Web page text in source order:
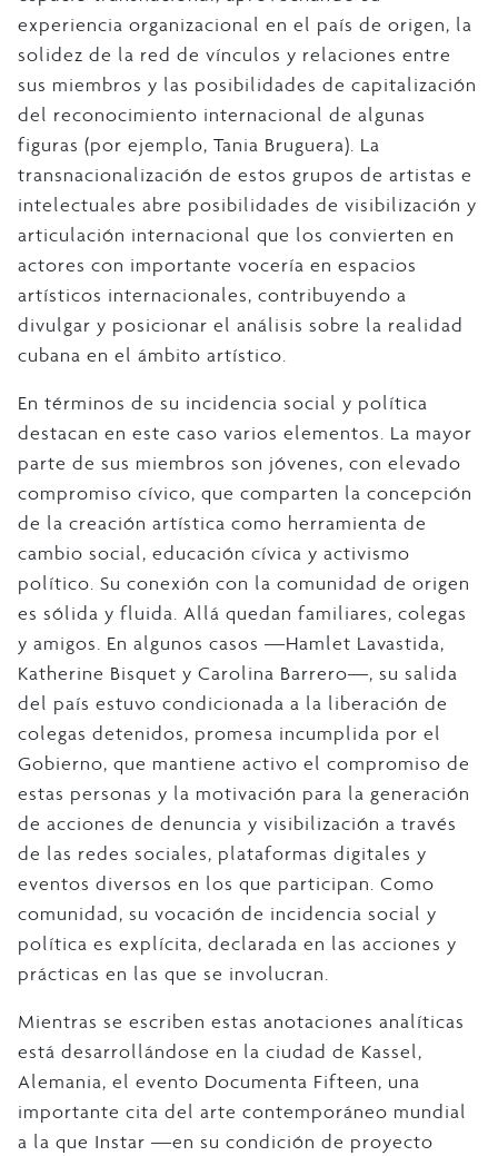
experiencia organizacional en el país de origen, la
solidez de la red de vínculos y relaciones entre
sus miembros y las posibilidades de capitalización
del reconocimiento internacional de algunas
figuras (por ejemplo, Tania Bruguera). La
transnacionalización de estos grupos de artistas e
intelectuales abre posibilidades de visibilización y
articulación internacional que los convierten en
actores con importante vocería en espacios
artísticos internacionales, contribuyendo a
divulgar y posicionar el análisis sobre la realidad
cubana en el ámbito artístico.
En términos de su incidencia social y política
destacan en este caso varios elementos. La mayor
parte de sus miembros son jóvenes, con elevado
compromiso cívico, que comparten la concepción
de la creación artística como herramienta de
cambio social, educación cívica y activismo
político. Su conexión con la comunidad de origen
es sólida y fluida. Allá quedan familiares, colegas
y amigos. En algunos casos ―Hamlet Lavastida,
Katherine Bisquet y Carolina Barrero―, su salida
del país estuvo condicionada a la liberación de
colegas detenidos, promesa incumplida por el
Gobierno, que mantiene activo el compromiso de
estas personas y la motivación para la generación
de acciones de denuncia y visibilización a través
de las redes sociales, plataformas digitales y
eventos diversos en los que participan. Como
comunidad, su vocación de incidencia social y
política es explícita, declarada en las acciones y
prácticas en las que se involucran.
Mientras se escriben estas anotaciones analíticas
está desarrollándose en la ciudad de Kassel,
Alemania, el evento Documenta Fifteen, una
importante cita del arte contemporáneo mundial
a la que Instar ―en su condición de proyecto